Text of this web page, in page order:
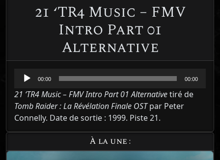
21 ‘TR4 Music – FMV
Intro Part 01
Alternative
Lecteur
audio
00:00 00:00
21 ‘TR4 Music – FMV Intro Part 01 Alternativetiré de
Tomb Raider : La Révélation Finale OSTpar Peter
Connelly. Date de sortie : 1999. Piste 21.
À la une :